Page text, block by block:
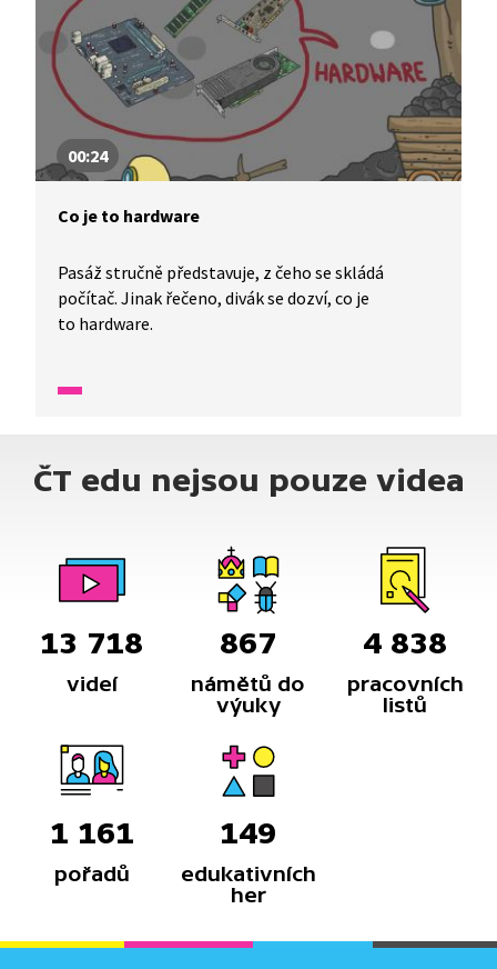
00:24
Co je to hardware
Pasáž stručně představuje, z čeho se skládá
počítač. Jinak řečeno, divák se dozví, co je
to hardware.
ČT edu nejsou pouze videa
13 718
videí
867
námětů do
výuky
4 838
pracovních
listů
1 161
pořadů
149
edukativních
her